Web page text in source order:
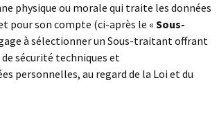
SRG les galopins
le Foyer de Burnot
SRG Aceso
SAIE L’escale
(SAPSE) SAPSE Extérieur Jour
centres d’accueil CAS la courte échelle
Le PPP la Pommeraie
physique ou morale qui traite les données
pour son compte (ci-après le «Sous-
à sélectionner un Sous-traitant offrant
sécurité techniques et
personnelles, au regard de la Loi et du